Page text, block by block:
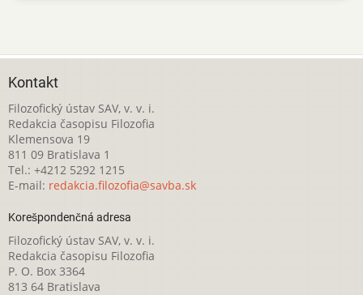
Kontakt
Filozofický ústav SAV, v. v. i.
Redakcia časopisu Filozofia
Klemensova 19
811 09 Bratislava 1
Tel.: +4212 5292 1215
E-mail: redakcia.filozofia@savba.sk
Korešpondenčná adresa
Filozofický ústav SAV, v. v. i.
Redakcia časopisu Filozofia
P. O. Box 3364
813 64 Bratislava